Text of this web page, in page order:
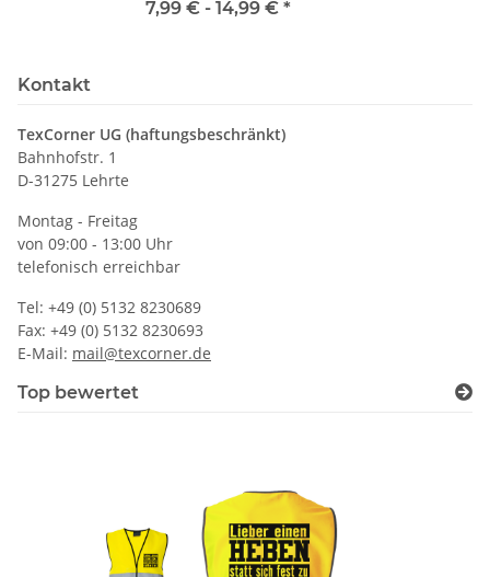
7,99 € - 14,99 € *
Kontakt
TexCorner UG (haftungsbeschränkt)
Bahnhofstr. 1
D-31275 Lehrte
Montag - Freitag
von 09:00 - 13:00 Uhr
telefonisch erreichbar
Tel: +49 (0) 5132 8230689
Fax: +49 (0) 5132 8230693
E-Mail: mail@texcorner.de
Top bewertet